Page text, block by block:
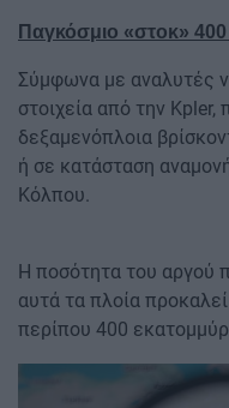
Παγκόσμιο «στοκ»
Σύμφωνα με αναλυτές
στοιχεία από την Kpler,
δεξαμενόπλοια
ή σε κατάσταση
Κόλπου.
Η ποσότητα του αργού
αυτά τα πλοία
περίπου 400
Image